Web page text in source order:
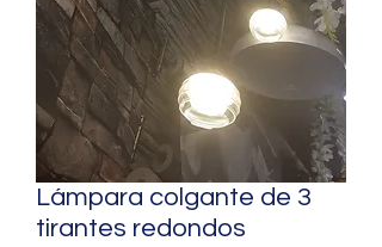
Lámpara colgante de 3
tirantes redondos